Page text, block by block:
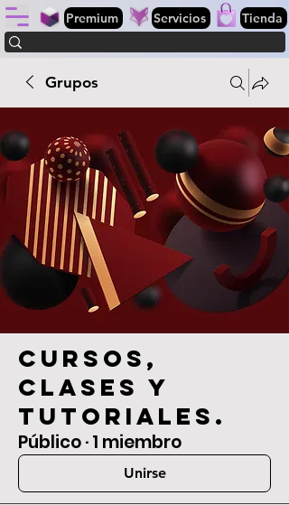
Premium Servicios Tienda
Grupos
Cursos,
clases y
tutoriales.
Público·1 miembro
Unirse